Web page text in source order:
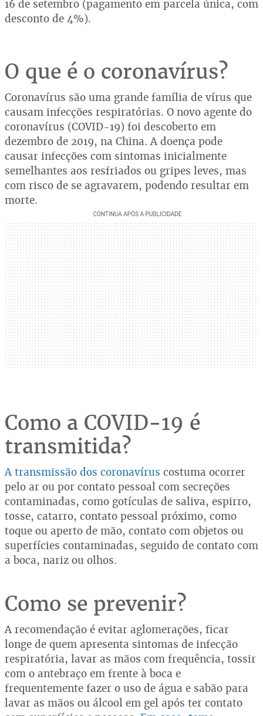
16 de setembro (pagamento em parcela única, com
desconto de 4%).
O que é o coronavírus?
Coronavírus são uma grande família de vírus que
causam infecções respiratórias. O novo agente do
coronavírus (COVID-19) foi descoberto em
dezembro de 2019, na China. A doença pode
causar infecções com sintomas inicialmente
semelhantes aos resfriados ou gripes leves, mas
com risco de se agravarem, podendo resultar em
morte.
Como a COVID-19 é
transmitida?
A transmissão dos coronavírus costuma ocorrer
pelo ar ou por contato pessoal com secreções
contaminadas, como gotículas de saliva, espirro,
tosse, catarro, contato pessoal próximo, como
toque ou aperto de mão, contato com objetos ou
superfícies contaminadas, seguido de contato com
a boca, nariz ou olhos.
Como se prevenir?
A recomendação é evitar aglomerações, ficar
longe de quem apresenta sintomas de infecção
respiratória, lavar as mãos com frequência, tossir
com o antebraço em frente à boca e
frequentemente fazer o uso de água e sabão para
lavar as mãos ou álcool em gel após ter contato